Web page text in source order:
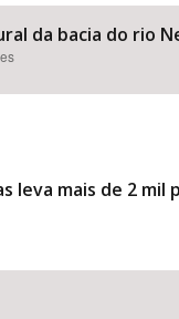
da bacia do rio
leva mais de 2